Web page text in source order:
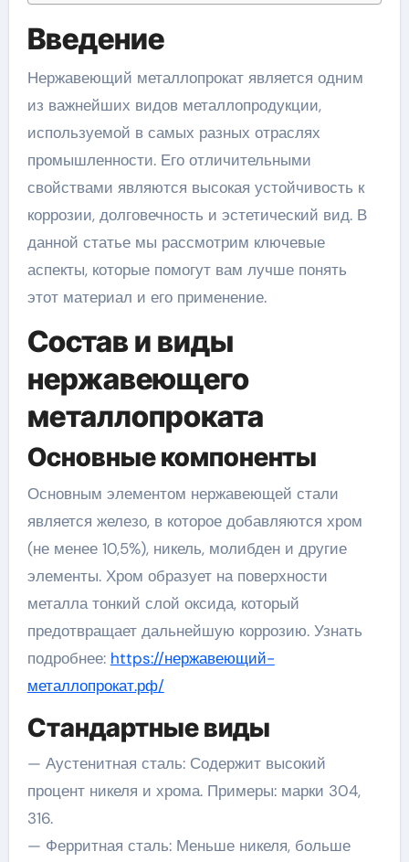
Введение
Нержавеющий металлопрокат является одним
из важнейших видов металлопродукции,
используемой в самых разных отраслях
промышленности. Его отличительными
свойствами являются высокая устойчивость к
коррозии, долговечность и эстетический вид. В
данной статье мы рассмотрим ключевые
аспекты, которые помогут вам лучше понять
этот материал и его применение.
Состав и виды
нержавеющего
металлопроката
Основные компоненты
Основным элементом нержавеющей стали
является железо, в которое добавляются хром
(не менее 10,5%), никель, молибден и другие
элементы. Хром образует на поверхности
металла тонкий слой оксида, который
предотвращает дальнейшую коррозию. Узнать
подробнее: https://нержавеющий-
металлопрокат.рф/
Стандартные виды
— Аустенитная сталь: Содержит высокий
процент никеля и хрома. Примеры: марки 304,
316.
— Ферритная сталь: Меньше никеля, больше